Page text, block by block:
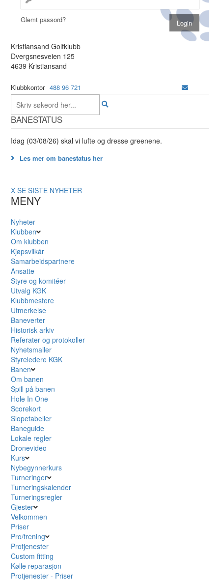
Glemt passord?
Kristiansand Golfklubb
Dvergsnesveien 125
4639 Kristiansand
Klubbkontor 488 96 721
BANESTATUS
Idag (03/08/26) skal vi lufte og dresse greenene.
Les mer om banestatus her
X SE SISTE NYHETER
MENY
Nyheter
Klubben
Om klubben
Kjøpsvilkår
Samarbeidspartnere
Ansatte
Styre og komitéer
Utvalg KGK
Klubbmestere
Utmerkelse
Baneverter
Historisk arkiv
Referater og protokoller
Nyhetsmailer
Styreledere KGK
Banen
Om banen
Spill på banen
Hole In One
Scorekort
Slopetabeller
Baneguide
Lokale regler
Dronevideo
Kurs
Nybegynnerkurs
Turneringer
Turneringskalender
Turneringsregler
Gjester
Velkommen
Priser
Pro/trening
Protjenester
Custom fitting
Kølle reparasjon
Protjenester - Priser